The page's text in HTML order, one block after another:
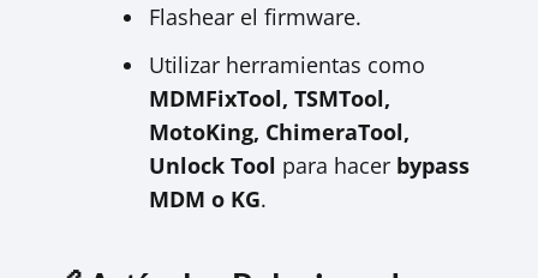
Flashear el firmware.
Utilizar herramientas como
MDMFixTool, TSMTool,
MotoKing, ChimeraTool,
Unlock Tool para hacer bypass
MDM o KG.